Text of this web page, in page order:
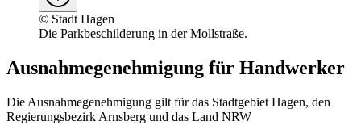
© Stadt Hagen
Die Parkbeschilderung in der Mollstraße.
Ausnahmegenehmigung für Handwerker
Die Ausnahmegenehmigung gilt für das Stadtgebiet Hagen, den
Regierungsbezirk Arnsberg und das Land NRW